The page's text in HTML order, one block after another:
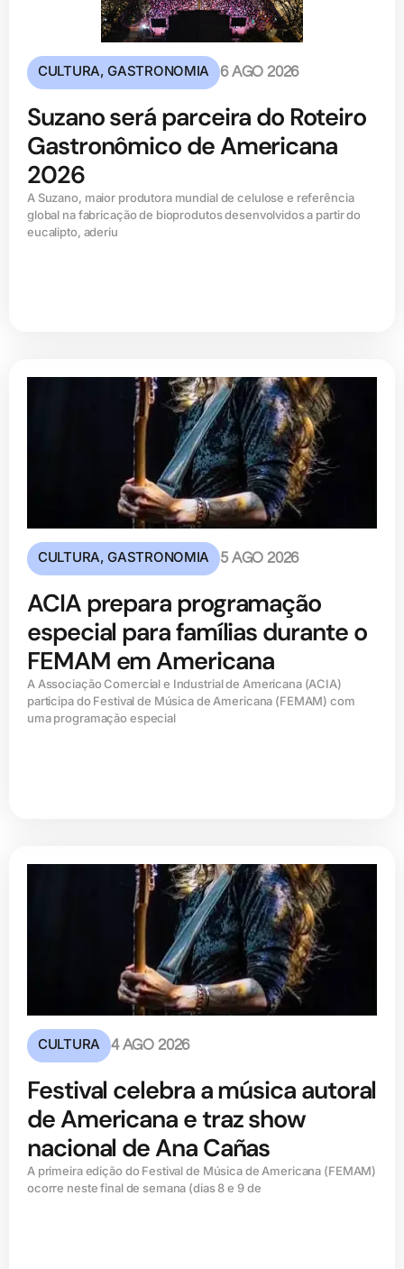
CULTURA,GASTRONOMIA 6 AGO 2026
Suzano será parceira do Roteiro
Gastronômico de Americana
2026
A Suzano, maior produtora mundial de celulose e referência
global na fabricação de bioprodutos desenvolvidos a partir do
eucalipto, aderiu
CULTURA,GASTRONOMIA 5 AGO 2026
ACIA prepara programação
especial para famílias durante o
FEMAM em Americana
A Associação Comercial e Industrial de Americana (ACIA)
participa do Festival de Música de Americana (FEMAM) com
uma programação especial
CULTURA 4 AGO 2026
Festival celebra a música autoral
de Americana e traz show
nacional de Ana Cañas
A primeira edição do Festival de Música de Americana (FEMAM)
ocorre neste final de semana (dias 8 e 9 de